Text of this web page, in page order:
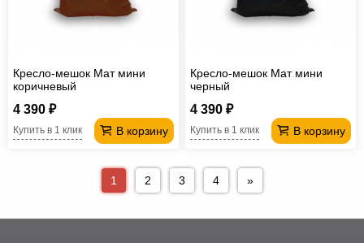
Кресло-мешок Мат мини
коричневый
4 390 ₽
В корзину
Купить в 1 клик
Кресло-мешок Мат мини
черный
4 390 ₽
В корзину
Купить в 1 клик
1 2 3 4 »